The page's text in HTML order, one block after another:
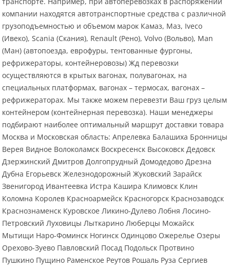
компании находятся автотранспортные средства с различной
грузоподъемностью и объемом марок Камаз, Маз, Iveco
(Ивеко), Scania (Скания), Renault (Рено), Volvo (Вольво), Man
(Ман) (автопоезда, еврофуры, тентованные фургоны,
рефрижераторы, контейнеровозы) Жд перевозки
осуществляются в крытых вагонах, полувагонах, на
специальных платформах, вагонах – термосах, вагонах –
рефрижераторах. Мы также можем перевезти Ваш груз целым
контейнером (контейнерная перевозка). Наши менеджеры
подбирают наиболее оптимальный маршрут доставки товара
Москва и Московская область: Апрелевка Балашиха Бронницы
Верея Видное Волоколамск Воскресенск Высоковск Дедовск
Дзержинский Дмитров Долгопрудный Домодедово Дрезна
Дубна Егорьевск Железнодорожный Жуковский Зарайск
Звенигород Ивантеевка Истра Кашира Климовск Клин
Коломна Королев Красноармейск Красногорск Краснозаводск
Краснознаменск Куровское Ликино-Дулево Лобня Лосино-
Петровский Луховицы Лыткарино Люберцы Можайск
Мытищи Наро-Фоминск Ногинск Одинцово Ожерелье Озеры
Орехово-Зуево Павловский Посад Подольск Протвино
Пушкино Пущино Раменское Реутов Рошаль Руза Сергиев